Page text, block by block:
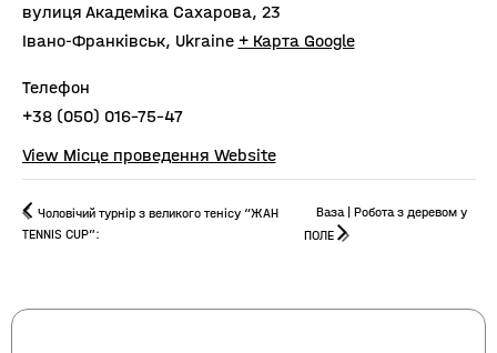
вулиця Академіка Сахарова, 23
Івано-Франківськ, Ukraine + Карта Google
Телефон
+38 (050) 016-75-47
View Місце проведення Website
Чоловічий турнір з великого тенісу “ЖАН
TENNIS CUP”:
Ваза | Робота з деревом у
ПОЛЕ